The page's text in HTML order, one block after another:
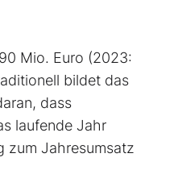
Mio. Euro (2023:
bildet das
dass
laufende Jahr
zum Jahresumsatz